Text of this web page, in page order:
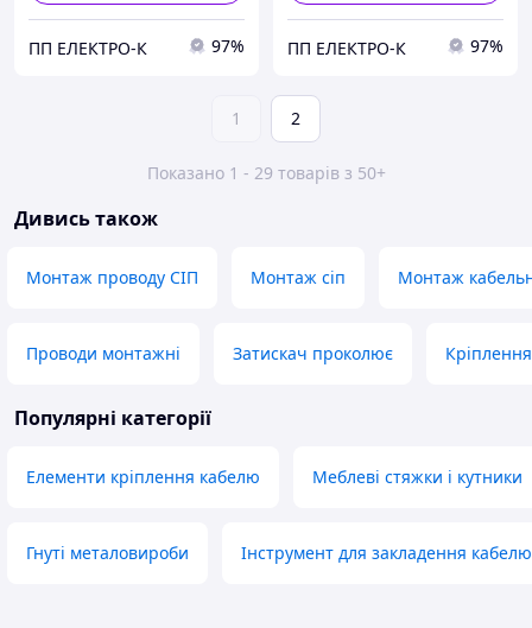
ПП ЕЛЕКТРО-К 97% ПП ЕЛЕКТРО-К 97%
1 2
Показано 1 - 29 товарів з 50+
Дивись також
Монтаж проводу СІП Монтаж сіп Монтаж
Проводи монтажні Затискач проколює
Популярні категорії
Елементи кріплення кабелю Меблеві стяжки і кутники
Гнуті металовироби Інструмент для закладення кабелю